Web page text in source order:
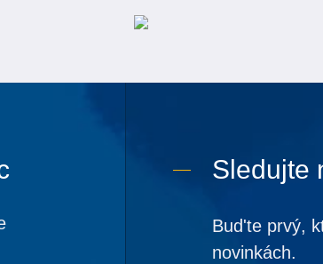
Sledujte
Bud'te prvý,
novinkách.